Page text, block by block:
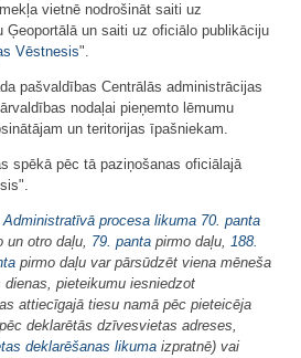
vietnē nodrošināt saiti uz
Ģeoportālā un saiti uz oficiālo publikāciju
Vēstnesis".
pašvaldības Centrālās administrācijas
nodaļai pieņemto lēmumu
un teritorijas īpašniekam.
spēkā pēc tā paziņošanas oficiālajā
Administratīvā procesa likuma 70. panta
un otro daļu, 79. panta pirmo daļu, 188.
pirmo daļu var pārsūdzēt viena mēneša
pieteikumu iesniedzot
attiecīgajā tiesu namā pēc pieteicēja
deklarētās dzīvesvietas adreses,
deklarēšanas likuma izpratnē) vai